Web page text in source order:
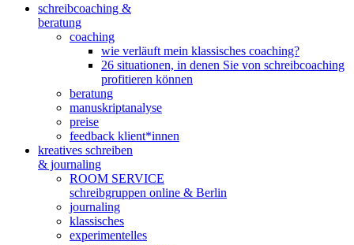
schreibcoaching &
beratung
coaching
wie verläuft mein klassisches coaching?
26 situationen, in denen Sie von schreibcoaching
profitieren können
beratung
manuskriptanalyse
preise
feedback klient*innen
kreatives schreiben
& journaling
ROOM SERVICE
schreibgruppen online & Berlin
journaling
klassisches
experimentelles